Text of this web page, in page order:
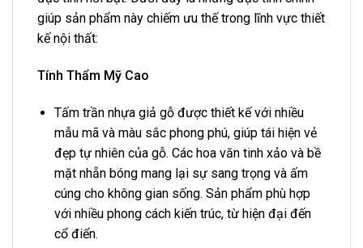
giúp sản phẩm này chiếm ưu thế trong lĩnh vực thiết
kế nội thất:
Tính Thẩm Mỹ Cao
Tấm trần nhựa giả gỗ được thiết kế với nhiều
mẫu mã và màu sắc phong phú, giúp tái hiện vẻ
đẹp tự nhiên của gỗ. Các hoa văn tinh xảo và bề
mặt nhẵn bóng mang lại sự sang trọng và ấm
cúng cho không gian sống. Sản phẩm phù hợp
với nhiều phong cách kiến trúc, từ hiện đại đến
cổ điển.